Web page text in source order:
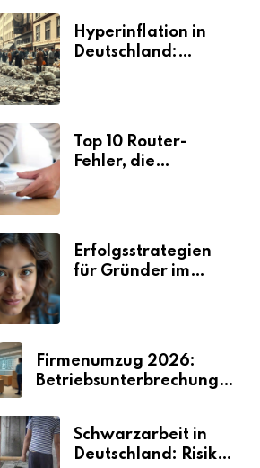
Hyperinflation in
Deutschland:
Top 10 Router-
Fehler, die
Erfolgsstrategien
für Gründer im
Firmenumzug 2026:
Betriebsunterbrechungen
Schwarzarbeit in
Deutschland: Risiken